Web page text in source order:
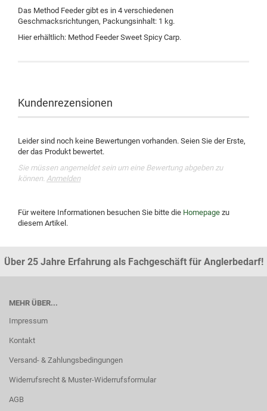
Das Method Feeder gibt es in 4 verschiedenen
Geschmacksrichtungen, Packungsinhalt: 1 kg.
Hier erhältlich: Method Feeder Sweet Spicy Carp.
Kundenrezensionen
Leider sind noch keine Bewertungen vorhanden. Seien Sie der Erste,
der das Produkt bewertet.
Sie müssen angemeldet sein um eine Bewertung abgeben zu
können. Anmelden
Für weitere Informationen besuchen Sie bitte die Homepage zu
diesem Artikel.
Über 25 Jahre Erfahrung als Fachgeschäft für Anglerbedarf!
MEHR ÜBER...
Impressum
Kontakt
Versand- & Zahlungsbedingungen
Widerrufsrecht & Muster-Widerrufsformular
AGB